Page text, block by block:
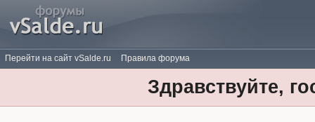
Перейти на сайт vSalde.ru Правила форума
Здравствуйте,